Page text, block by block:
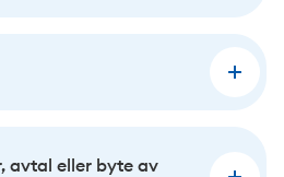
avtal eller byte av